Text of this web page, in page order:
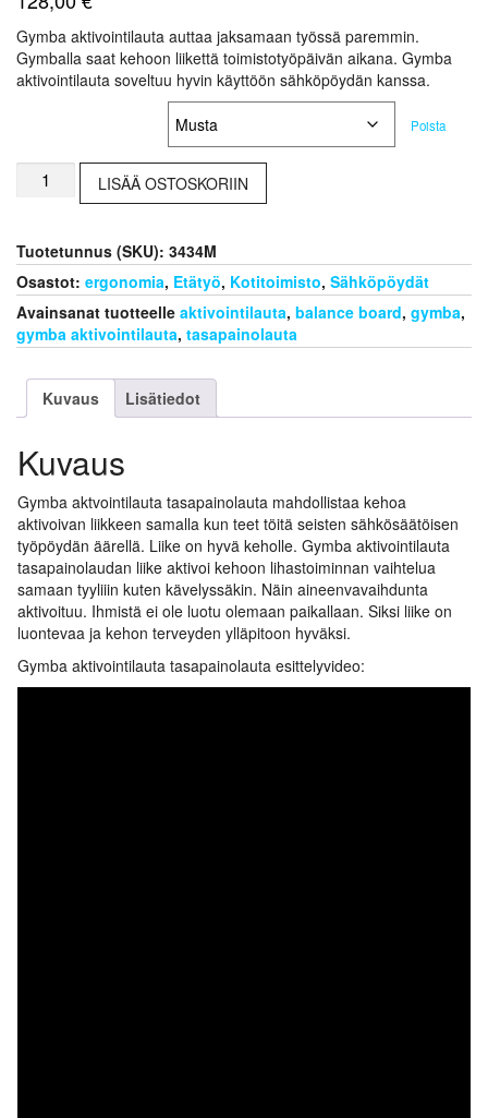
Gymba aktivointilauta auttaa jaksamaan työssä paremmin.
Gymballa saat kehoon liikettä toimistotyöpäivän aikana. Gymba
aktivointilauta soveltuu hyvin käyttöön sähköpöydän kanssa.
Poista
Gymba
aktivointilauta
board
määrä
LISÄÄ OSTOSKORIIN
Tuotetunnus (SKU): 3434M
Osastot: ergonomia, Etätyö, Kotitoimisto, Sähköpöydät
Avainsanat tuotteelle aktivointilauta, balance board, gymba,
gymba aktivointilauta, tasapainolauta
Kuvaus Lisätiedot
Kuvaus
Gymba aktvointilauta tasapainolauta mahdollistaa kehoa
aktivoivan liikkeen samalla kun teet töitä seisten sähkösäätöisen
työpöydän äärellä. Liike on hyvä keholle. Gymba aktivointilauta
tasapainolaudan liike aktivoi kehoon lihastoiminnan vaihtelua
samaan tyyliiin kuten kävelyssäkin. Näin aineenvavaihdunta
aktivoituu. Ihmistä ei ole luotu olemaan paikallaan. Siksi liike on
luontevaa ja kehon terveyden ylläpitoon hyväksi.
Gymba aktivointilauta tasapainolauta esittelyvideo: